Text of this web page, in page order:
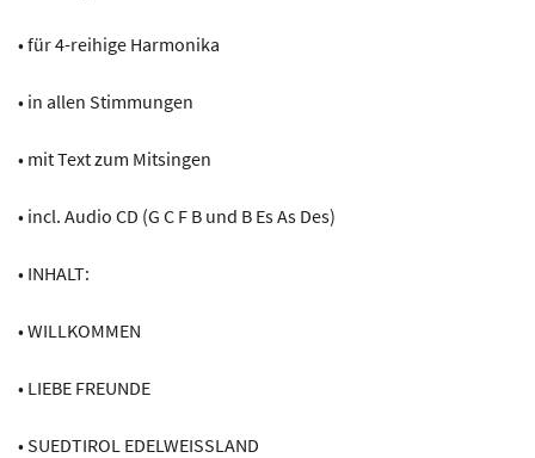
• für 4-reihige Harmonika
• in allen Stimmungen
• mit Text zum Mitsingen
• incl. Audio CD (G C F B und B Es As Des)
• INHALT:
• WILLKOMMEN
• LIEBE FREUNDE
• SUEDTIROL EDELWEISSLAND